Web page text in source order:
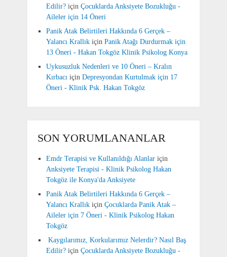
Edilir?için Çocuklarda Anksiyete Bozukluğu -
Aileler için 14 Öneri
Panik Atak Belirtileri Hakkında 6 Gerçek –
Yalancı Krallıkiçin Panik Atağı Durdurmak için
13 Öneri - Hakan Tokgöz Klinik Psikolog Konya
Uykusuzluk Nedenleri ve 10 Öneri – Kralın
Kırbacıiçin Depresyondan Kurtulmak için 17
Öneri - Klinik Psk. Hakan Tokgöz
SON YORUMLANANLAR
Emdr Terapisi ve Kullanıldığı Alanlariçin
Anksiyete Terapisi - Klinik Psikolog Hakan
Tokgöz ile Konya'da Anksiyete
Panik Atak Belirtileri Hakkında 6 Gerçek –
Yalancı Krallıkiçin Çocuklarda Panik Atak –
Aileler için 7 Öneri - Klinik Psikolog Hakan
Tokgöz
Kaygılarımız, Korkularımız Nelerdir? Nasıl Baş
Edilir?için Çocuklarda Anksiyete Bozukluğu -